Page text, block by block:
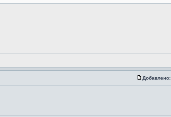
Добавлено: